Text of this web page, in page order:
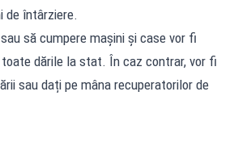
de întârziere.
să cumpere mașini și case vor fi
dările la stat. În caz contrar, vor fi
sau dați pe mâna recuperatorilor de